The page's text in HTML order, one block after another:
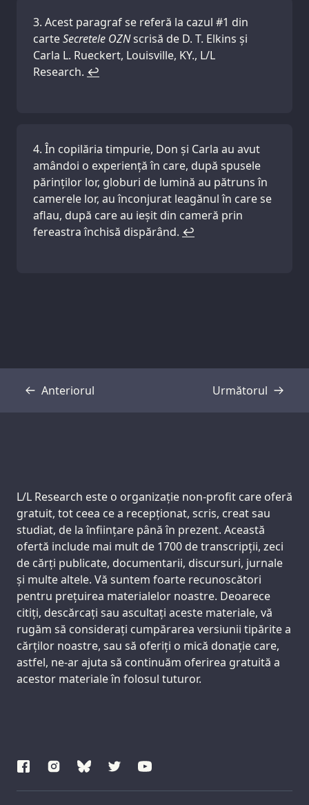
Acest paragraf se referă la cazul #1 din
carteSecretele OZNscrisă de D. T. Elkins și
Carla L. Rueckert, Louisville, KY., L/L
Research. ↩
În copilăria timpurie, Don și Carla au avut
amândoi o experiență în care, după spusele
părinților lor, globuri de lumină au pătruns în
camerele lor, au înconjurat leagănul în care se
aflau, după care au ieșit din cameră prin
fereastra închisă dispărând. ↩
Anteriorul
Transcriere Următorul
Transcriere
Support us:
L/L Research este o organizație non-profit care oferă
gratuit, tot ceea ce a recepționat, scris, creat sau
studiat, de la înființare până în prezent. Această
ofertă include mai mult de 1700 de transcripții, zeci
de cărți publicate, documentarii, discursuri, jurnale
și multe altele. Vă suntem foarte recunoscători
pentru prețuirea materialelor noastre. Deoarece
citiți, descărcați sau ascultați aceste materiale, vă
rugăm să considerați cumpărarea versiunii tipărite a
cărților noastre, sau să oferiți o mică donație care,
astfel, ne-ar ajuta să continuăm oferirea gratuită a
acestor materiale în folosul tuturor.